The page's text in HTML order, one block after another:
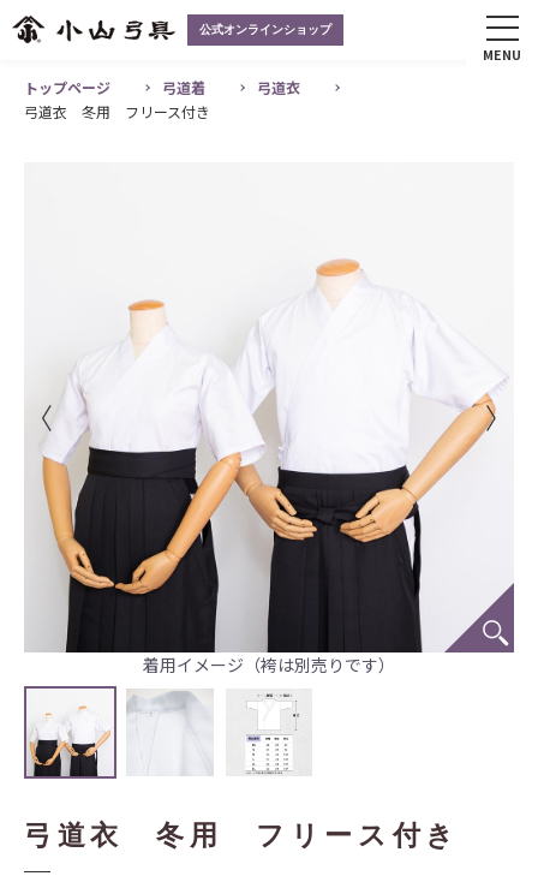
MENU
公式オンラインショップ
トップページ 弓道着
弓道衣
弓道衣 冬用 フリース付き
着用イメージ（袴は別売りです）
弓道衣 冬用 フリース付き